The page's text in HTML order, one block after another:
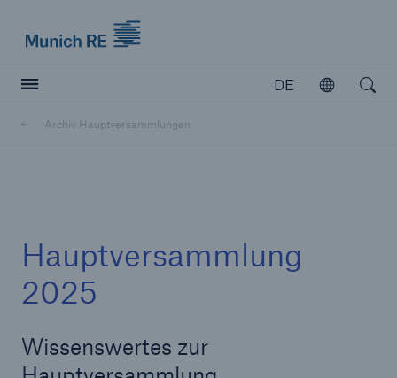
DE
Öffnen
Archiv Hauptversammlungen
Hauptversammlung
2025
Wissenswertes zur